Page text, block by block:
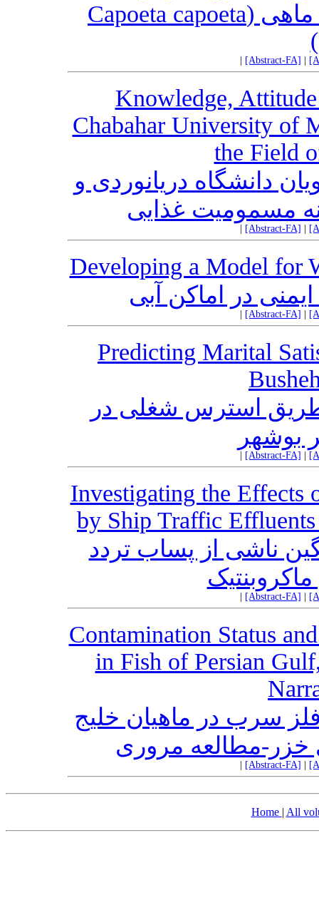
شاخص‌های خون‌شناسی سیاه ماهی (Capoeta capoeta
[Abstract-FA]
Knowledge,
Chabahar University of
the Field
دانشگاه دریانوردی و
مسمومیت غذایی
[Abstract-FA]
Developing a Model for
در اماکن آبی
[Abstract-FA]
Predicting Marital
استرس شغلی در
بوشهر
[Abstract-FA]
Investigating the Effects
by Ship Traffic
ناشی از پساب تردد
[Abstract-FA]
Contamination Status
in Fish of Persian
سرب در ماهیان خلیج
خزر-مطالعه مروری
[Abstract-FA]
Home | All